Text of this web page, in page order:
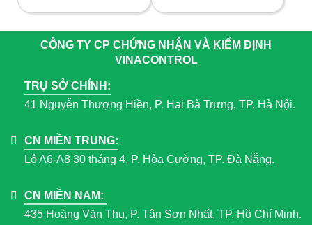
CÔNG TY CP CHỨNG NHẬN VÀ KIỂM ĐỊNH
VINACONTROL
TRỤ SỞ CHÍNH:
41 Nguyễn Thượng Hiền, P. Hai Bà Trưng, TP. Hà Nội.
CN MIỀN TRUNG:
Lô A6-A8 30 tháng 4, P. Hòa Cường, TP. Đà Nẵng.
CN MIỀN NAM:
435 Hoàng Văn Thụ, P. Tân Sơn Nhất, TP. Hồ Chí Minh.